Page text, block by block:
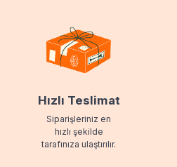
Hızlı Teslimat
Siparişleriniz en
hızlı şekilde
tarafınıza ulaştırılır.